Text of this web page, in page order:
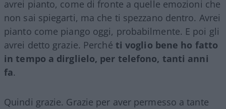
avrei pianto, come di fronte a quelle emozioni che
non sai spiegarti, ma che ti spezzano dentro. Avrei
pianto come piango oggi, probabilmente. E poi gli
avrei detto grazie. Perché ti voglio bene ho fatto
in tempo a dirglielo, per telefono, tanti anni
fa.
Quindi grazie. Grazie per aver permesso a tante